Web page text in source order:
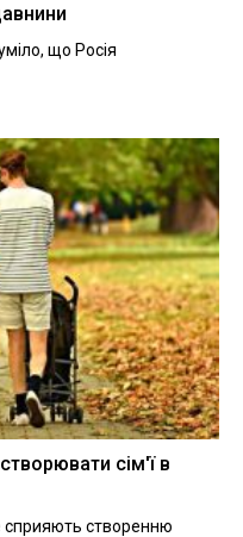
що Росія
сім'ї в
сприяють створенню